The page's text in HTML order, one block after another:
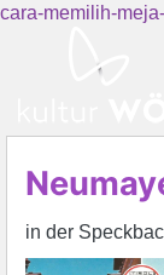
cara-memilih-
in der